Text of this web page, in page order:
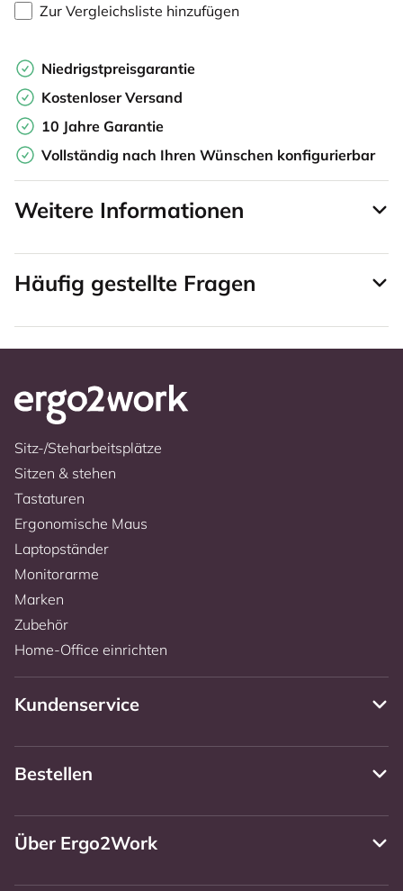
Zur Vergleichsliste hinzufügen
Niedrigstpreisgarantie
Kostenloser Versand
10 Jahre Garantie
Vollständig nach Ihren Wünschen konfigurierbar
Weitere Informationen
Häufig gestellte Fragen
Sitz-/Steharbeitsplätze
Sitzen & stehen
Tastaturen
Ergonomische Maus
Laptopständer
Monitorarme
Marken
Zubehör
Home-Office einrichten
Kundenservice
Bestellen
Über Ergo2Work